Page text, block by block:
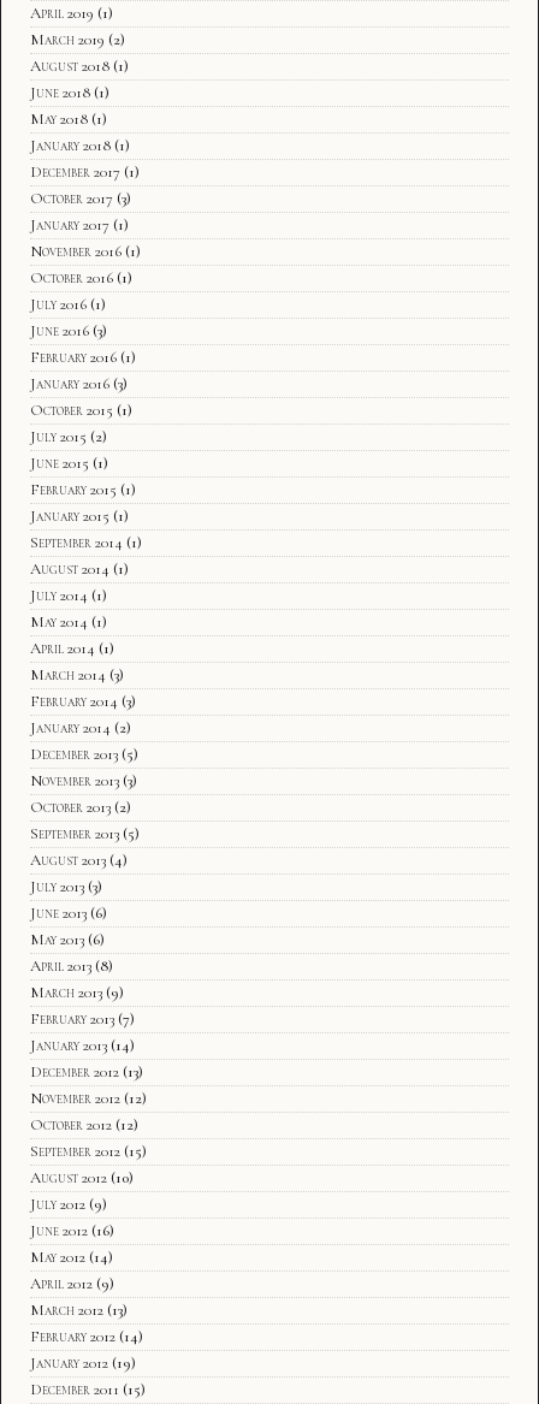
April 2019 (1)
March 2019 (2)
August 2018 (1)
June 2018 (1)
May 2018 (1)
January 2018 (1)
December 2017 (1)
October 2017 (3)
January 2017 (1)
November 2016 (1)
October 2016 (1)
July 2016 (1)
June 2016 (3)
February 2016 (1)
January 2016 (3)
October 2015 (1)
July 2015 (2)
June 2015 (1)
February 2015 (1)
January 2015 (1)
September 2014 (1)
August 2014 (1)
July 2014 (1)
May 2014 (1)
April 2014 (1)
March 2014 (3)
February 2014 (3)
January 2014 (2)
December 2013 (5)
November 2013 (3)
October 2013 (2)
September 2013 (5)
August 2013 (4)
July 2013 (3)
June 2013 (6)
May 2013 (6)
April 2013 (8)
March 2013 (9)
February 2013 (7)
January 2013 (14)
December 2012 (13)
November 2012 (12)
October 2012 (12)
September 2012 (15)
August 2012 (10)
July 2012 (9)
June 2012 (16)
May 2012 (14)
April 2012 (9)
March 2012 (13)
February 2012 (14)
January 2012 (19)
December 2011 (15)